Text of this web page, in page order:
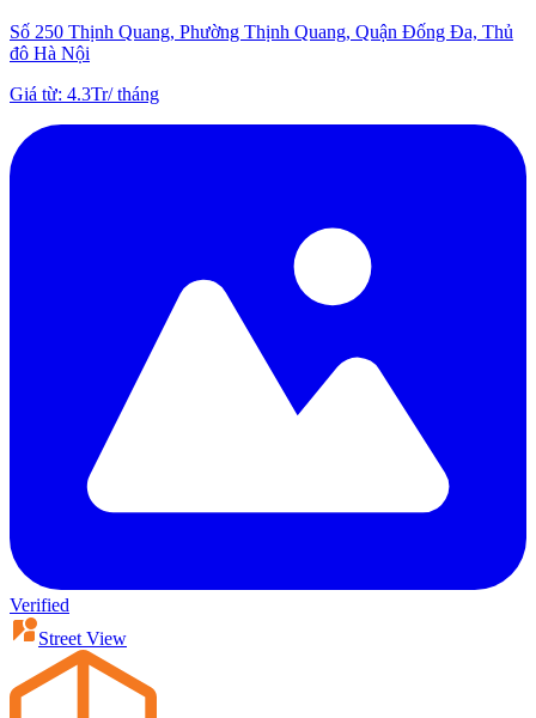
Số 250 Thịnh Quang, Phường Thịnh Quang, Quận Đống Đa, Thủ
đô Hà Nội
Giá từ: 4.3Tr/tháng
Verified
Street View